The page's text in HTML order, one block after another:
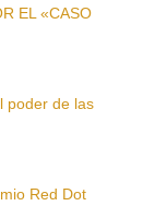
EL «CASO
poder de las
Red Dot